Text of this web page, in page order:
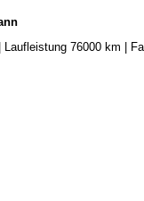
Laufleistung 76000 km |